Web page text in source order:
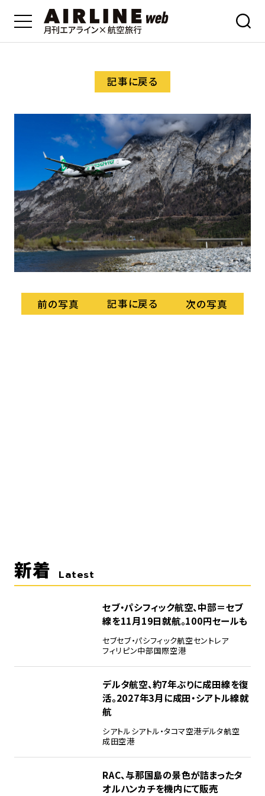
記事に戻る
前の写真 記事に戻る 次の写真
新着 Latest
セブ・パシフィック航空、中部＝セブ
線を11月19日就航。100円セールも
セブセブ・パシフィック航空セントレア
フィリピン中部国際空港
デルタ航空、約7年ぶりに成田線を復
活。2027年3月に成田・シアトル線就
航
シアトルシアトル・タコマ空港デルタ航空
成田空港
RAC、与那国島の景色が詰まったタ
オルハンカチを機内にて販売